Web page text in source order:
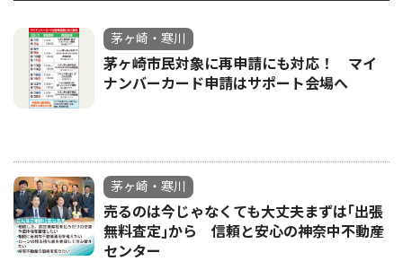
茅ヶ崎・寒川
茅ヶ崎市民対象に再申請にも対応！ マイ
ナンバーカード申請はサポート会場へ
茅ヶ崎・寒川
売るのは今じゃなくても大丈夫まずは｢出張
無料査定｣から 信頼と安心の神奈中不動産
センター